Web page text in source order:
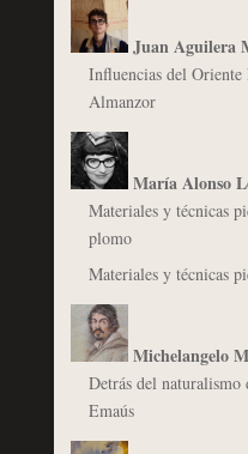
Juan Aguilera
Influencias del
Almanzor
María Alonso
Materiales y técnicas
plomo
Materiales y técnicas
Michelangelo
Detrás del naturalismo
Emaús